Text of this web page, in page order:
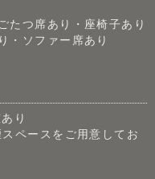
たつ席あり・座椅子あり
・ソファー席あり
り
ペースをご用意してお